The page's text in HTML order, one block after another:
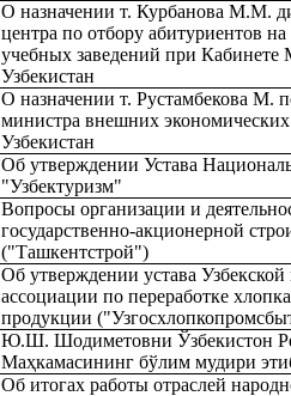
О назначении т. Курбанова М.М.
центра по отбору абитуриентов
учебных заведений при
Узбекистан
О назначении т. Рустамбекова М.
министра внешних
Узбекистан
Об утверждении Устава
"Узбектуризм"
Вопросы организации и
государственно-акционерной
("Ташкентстрой")
Об утверждении устава
ассоциации по переработке
продукции
Ю.Ш. Шодиметовни Ўзбекистон
Маҳкамасининг бўлим мудири
Об итогах работы отраслей